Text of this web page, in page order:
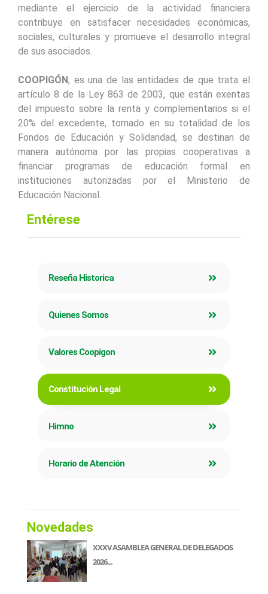
mediante el ejercicio de la actividad financiera
contribuye en satisfacer necesidades económicas,
sociales, culturales y promueve el desarrollo integral
de sus asociados.
COOPIGÓN, es una de las entidades de que trata el
artículo 8 de la Ley 863 de 2003, que están exentas
del impuesto sobre la renta y complementarios si el
20% del excedente, tomado en su totalidad de los
Fondos de Educación y Solidaridad, se destinan de
manera autónoma por las propias cooperativas a
financiar programas de educación formal en
instituciones autorizadas por el Ministerio de
Educación Nacional.
Entérese
Reseña Historica
Quienes Somos
Valores Coopigon
Constitución Legal
Himno
Horario de Atención
Novedades
XXXV ASAMBLEA GENERAL DE DELEGADOS
2026...